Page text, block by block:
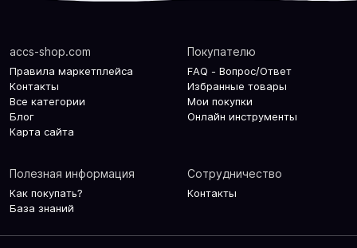
accs-shop.com
Правила маркетплейса
Контакты
Все категории
Блог
Карта сайта
Покупателю
FAQ - Вопрос/Ответ
Избранные товары
Мои покупки
Онлайн инструменты
Полезная информация
Как покупать?
База знаний
Сотрудничество
Контакты